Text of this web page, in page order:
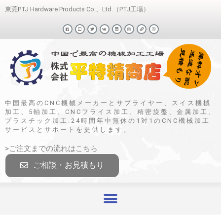
東莞PTJ Hardware Products Co.、Ltd.（PTJ工場）
中国最高のCNC機械メーカーとサプライヤー、スイス機械
加工、5軸加工、CNCフライス加工、精密旋盤、金属加工、
プラスチック加工.24時間年中無休の1対1のCNC機械加工
サービスとサポートを提供します。
>ご注文までの流れはこちら
ご相談・お見積もり